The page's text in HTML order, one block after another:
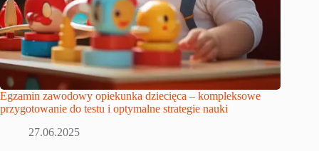
Egzamin zawodowy opiekunka dziecięca – kompleksowe
przygotowanie do testu i optymalne strategie nauki
27.06.2025